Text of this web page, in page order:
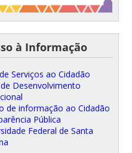
à Informação
Serviços ao Cidadão
Desenvolvimento
de informação ao Cidadão
Pública
Federal de Santa